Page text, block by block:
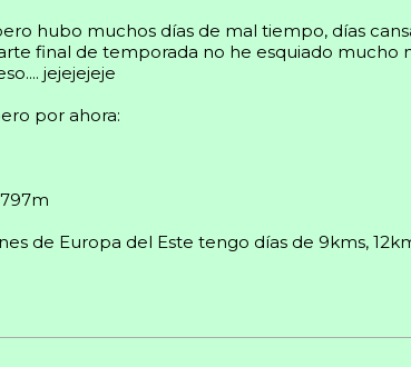
hubo muchos días de mal tiempo, días
final de temporada no he esquiado mucho
jejejejeje
por ahora:
de Europa del Este tengo días de 9kms,